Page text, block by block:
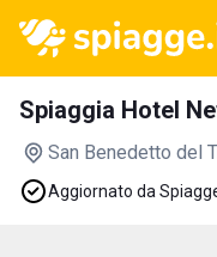
Spiaggia Hotel
San Benedetto del
Aggiornato da